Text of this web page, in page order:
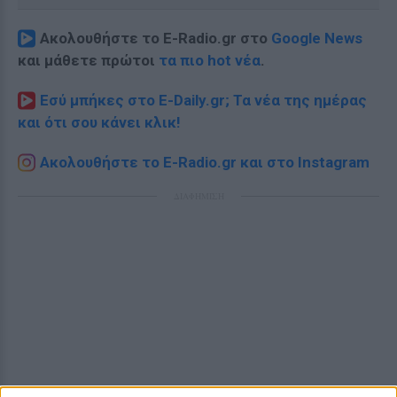
Ακολουθήστε το E-Radio.gr στο Google News
και μάθετε πρώτοι τα πιο hot νέα.
Εσύ μπήκες στο E-Daily.gr; Τα νέα της ημέρας
και ότι σου κάνει κλικ!
Ακολουθήστε το E-Radio.gr και στο Instagram